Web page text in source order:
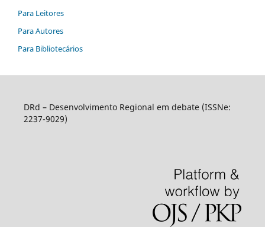
Para Leitores
Para Autores
Para Bibliotecários
DRd – Desenvolvimento Regional em debate (ISSNe:
2237-9029)